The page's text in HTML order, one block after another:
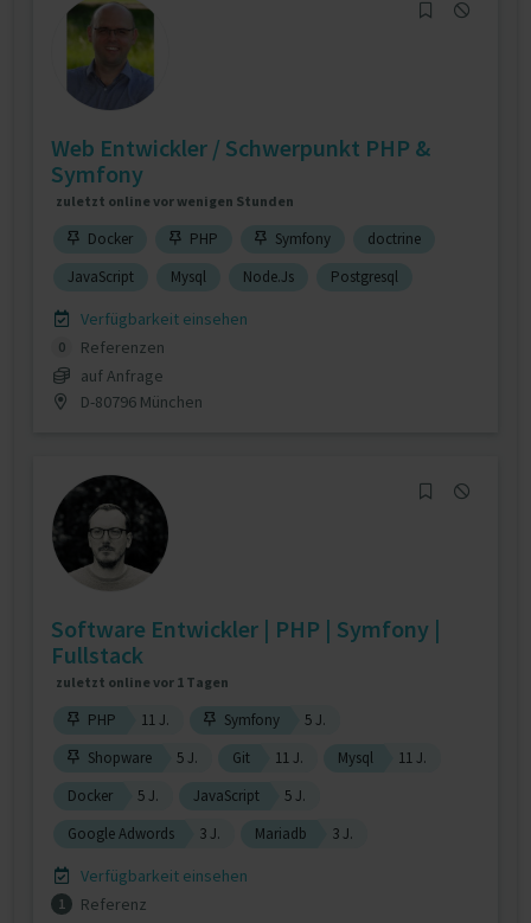
Web Entwickler / Schwerpunkt PHP &
Symfony
zuletzt online vor wenigen Stunden
Docker PHP Symfony
doctrine
JavaScript
Mysql Node.Js Postgresql
Verfügbarkeit einsehen
0
Referenzen
auf Anfrage
D-80796 München
Software Entwickler | PHP | Symfony |
Fullstack
zuletzt online vor 1 Tagen
PHP 11 J. Symfony
5 J.
Shopware
5 J. Git 11 J. Mysql
11 J.
Docker
5 J. JavaScript
5 J.
Google Adwords
3 J. Mariadb 3 J.
Verfügbarkeit einsehen
1
Referenz